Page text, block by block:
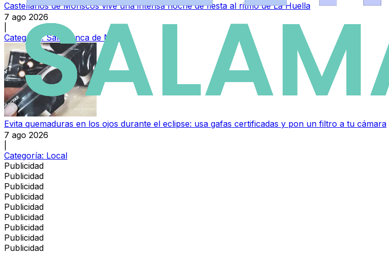
Castellanos de Moriscos vive una intensa noche de fiesta al ritmo de La Huella
7 ago 2026
Categoría:Salamanca de Noche
Evita quemaduras en los ojos durante el eclipse: usa gafas certificadas y pon un filtro a tu cámara
7 ago 2026
Categoría: Local
Publicidad
Publicidad
Publicidad
Publicidad
Publicidad
Publicidad
Publicidad
Publicidad
Publicidad